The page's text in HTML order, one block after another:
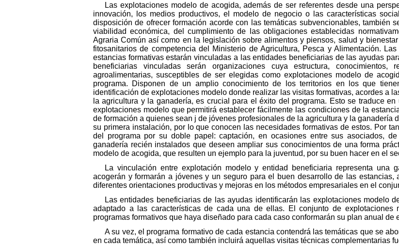
Las explotaciones modelo de acogida, además de ser referentes desde una
innovación, los medios productivos, el modelo de negocio o las características
disposición de ofrecer formación acorde con las temáticas subvencionables, también
viabilidad económica, del cumplimiento de las obligaciones establecidas
Agraria Común así como en la legislación sobre alimentos y piensos, salud y
fitosanitarios de competencia del Ministerio de Agricultura, Pesca y Alimentación.
estancias formativas estarán vinculadas a las entidades beneficiarias de las ayudas
beneficiarias vinculadas serán organizaciones cuya estructura, conocimientos,
agroalimentarias, susceptibles de ser elegidas como explotaciones modelo de
programa. Disponen de un amplio conocimiento de los territorios en los que
identificación de explotaciones modelo donde realizar las visitas formativas, acordes a
la agricultura y la ganadería, es crucial para el éxito del programa. Esto se traduce
explotaciones modelo que permitirá establecer fácilmente las condiciones de la
de formación a quienes sean j de jóvenes profesionales de la agricultura y la ganadería
su primera instalación, por lo que conocen las necesidades formativas de estos. Por
del programa por su doble papel: captación, en ocasiones entre sus asociados,
ganadería recién instalados que deseen ampliar sus conocimientos de una forma
modelo de acogida, que resulten un ejemplo para la juventud, por su buen hacer en el
La vinculación entre explotación modelo y entidad beneficiaria representa una
acogerán y formarán a jóvenes y un seguro para el buen desarrollo de las
diferentes orientaciones productivas y mejoras en los métodos empresariales en el
Las entidades beneficiarias de las ayudas identificarán las explotaciones modelo
adaptado a las características de cada una de ellas. El conjunto de
programas formativos que haya diseñado para cada caso conformarán su plan anual de
A su vez, el programa formativo de cada estancia contendrá las temáticas que se
en cada temática, así como también incluirá aquellas visitas técnicas complementarias